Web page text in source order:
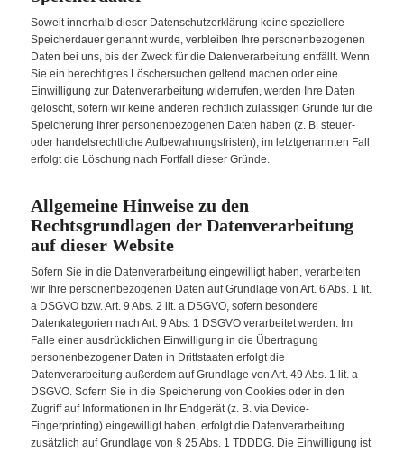
Soweit innerhalb dieser Datenschutzerklärung keine speziellere
Speicherdauer genannt wurde, verbleiben Ihre personenbezogenen
Daten bei uns, bis der Zweck für die Datenverarbeitung entfällt. Wenn
Sie ein berechtigtes Löschersuchen geltend machen oder eine
Einwilligung zur Datenverarbeitung widerrufen, werden Ihre Daten
gelöscht, sofern wir keine anderen rechtlich zulässigen Gründe für die
Speicherung Ihrer personenbezogenen Daten haben (z. B. steuer-
oder handelsrechtliche Aufbewahrungsfristen); im letztgenannten Fall
erfolgt die Löschung nach Fortfall dieser Gründe.
Allgemeine Hinweise zu den
Rechtsgrundlagen der Datenverarbeitung
auf dieser Website
Sofern Sie in die Datenverarbeitung eingewilligt haben, verarbeiten
wir Ihre personenbezogenen Daten auf Grundlage von Art. 6 Abs. 1 lit.
a DSGVO bzw. Art. 9 Abs. 2 lit. a DSGVO, sofern besondere
Datenkategorien nach Art. 9 Abs. 1 DSGVO verarbeitet werden. Im
Falle einer ausdrücklichen Einwilligung in die Übertragung
personenbezogener Daten in Drittstaaten erfolgt die
Datenverarbeitung außerdem auf Grundlage von Art. 49 Abs. 1 lit. a
DSGVO. Sofern Sie in die Speicherung von Cookies oder in den
Zugriff auf Informationen in Ihr Endgerät (z. B. via Device-
Fingerprinting) eingewilligt haben, erfolgt die Datenverarbeitung
zusätzlich auf Grundlage von § 25 Abs. 1 TDDDG. Die Einwilligung ist